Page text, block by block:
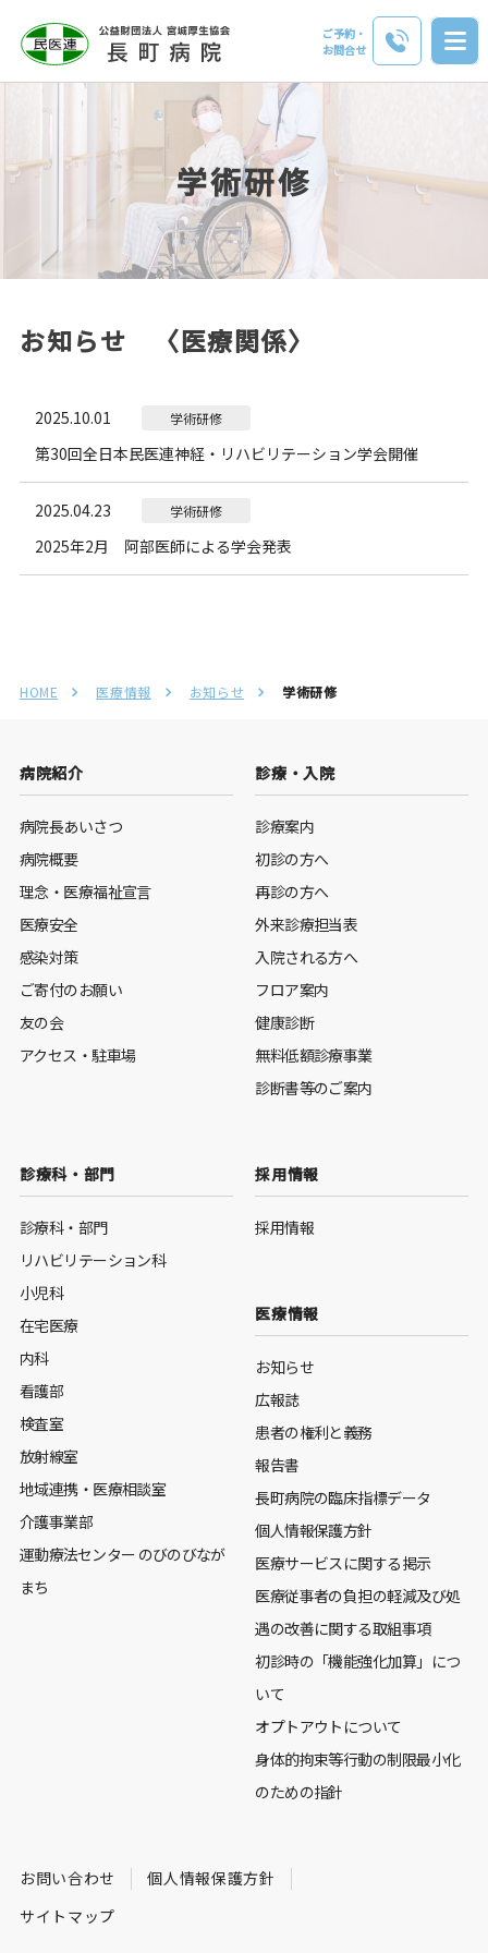
ご予約・
お問合せ
学術研修
お知らせ 〈医療関係〉
2025.10.01 学術研修
第30回全日本民医連神経・リハビリテーション学会開催
2025.04.23 学術研修
2025年2月 阿部医師による学会発表
HOME 医療情報 お知らせ 学術研修
病院紹介
病院長あいさつ
病院概要
理念・医療福祉宣言
医療安全
感染対策
ご寄付のお願い
友の会
アクセス・駐車場
診療・入院
診療案内
初診の方へ
再診の方へ
外来診療担当表
入院される方へ
フロア案内
健康診断
無料低額診療事業
診断書等のご案内
診療科・部門
診療科・部門
リハビリテーション科
小児科
在宅医療
内科
看護部
検査室
放射線室
地域連携・医療相談室
介護事業部
運動療法センター のびのびなが
まち
採用情報
採用情報
医療情報
お知らせ
広報誌
患者の権利と義務
報告書
長町病院の臨床指標データ
個人情報保護方針
医療サービスに関する掲示
医療従事者の負担の軽減及び処
遇の改善に関する取組事項
初診時の「機能強化加算」につ
いて
オプトアウトについて
身体的拘束等行動の制限最小化
のための指針
お問い合わせ
個人情報保護方針
サイトマップ